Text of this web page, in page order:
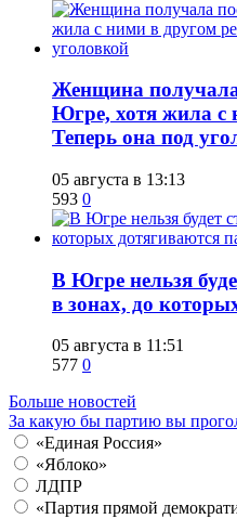
Женщина получала
Югре, хотя жила с
Теперь она под
05 августа в 13:13
593 0
В Югре нельзя
в зонах, до
05 августа в 11:51
577 0
Больше новостей
За какую бы партию вы
«Единая Россия»
«Яблоко»
ЛДПР
«Партия прямой